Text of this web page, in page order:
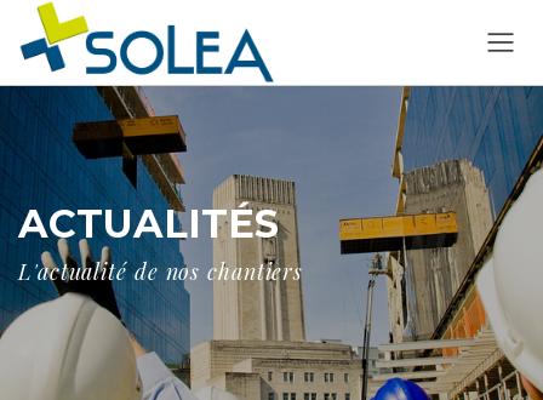
ACTUALITÉS
L'actualité de nos chantiers